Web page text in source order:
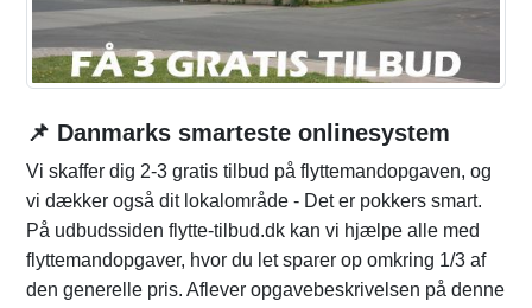
📌 Danmarks smarteste onlinesystem
Vi skaffer dig 2-3 gratis tilbud på flyttemandopgaven, og
vi dækker også dit lokalområde - Det er pokkers smart.
På udbudssiden flytte-tilbud.dk kan vi hjælpe alle med
flyttemandopgaver, hvor du let sparer op omkring 1/3 af
den generelle pris. Aflever opgavebeskrivelsen på denne